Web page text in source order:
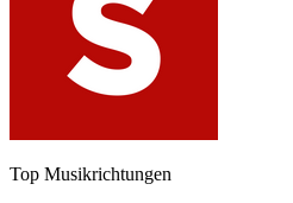
Top Musikrichtungen